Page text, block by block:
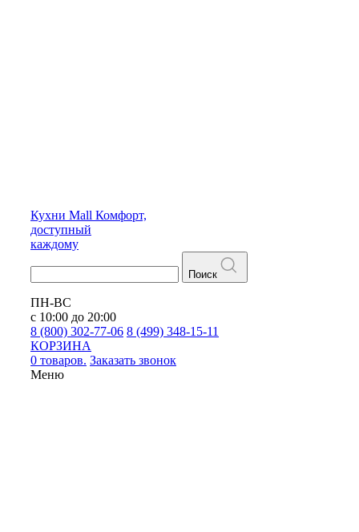
Кухни Mall Комфорт,
доступный
каждому
Поиск
ПН-ВС
с 10:00 до 20:00
8 (800) 302-77-06 8 (499) 348-15-11
КОРЗИНА
0 товаров. Заказать звонок
Меню